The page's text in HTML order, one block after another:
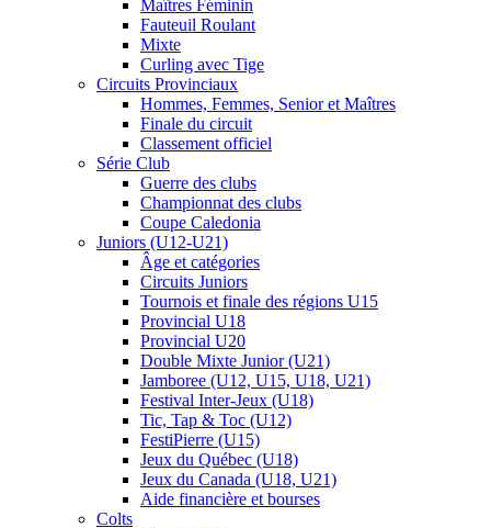
Maîtres Féminin
Fauteuil Roulant
Mixte
Curling avec Tige
Circuits Provinciaux
Hommes, Femmes, Senior et Maîtres
Finale du circuit
Classement officiel
Série Club
Guerre des clubs
Championnat des clubs
Coupe Caledonia
Juniors (U12-U21)
Âge et catégories
Circuits Juniors
Tournois et finale des régions U15
Provincial U18
Provincial U20
Double Mixte Junior (U21)
Jamboree (U12, U15, U18, U21)
Festival Inter-Jeux (U18)
Tic, Tap & Toc (U12)
FestiPierre (U15)
Jeux du Québec (U18)
Jeux du Canada (U18, U21)
Aide financière et bourses
Colts